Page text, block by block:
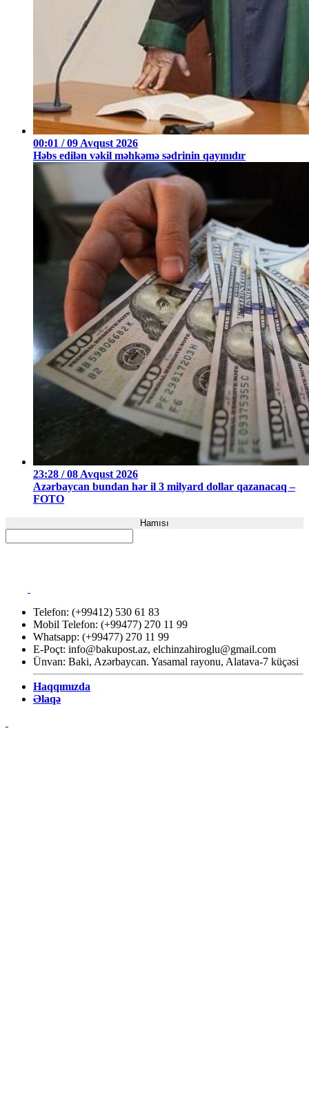
00:01 / 09 Avqust 2026
Həbs edilən vəkil məhkəmə sədrinin qayınıdır
23:28 / 08 Avqust 2026
Azərbaycan bundan hər il 3 milyard dollar qazanacaq –
FOTO
Hamısı
Telefon: (+99412) 530 61 83
Mobil Telefon: (+99477) 270 11 99
Whatsapp: (+99477) 270 11 99
E-Poçt: info@bakupost.az, elchinzahiroglu@gmail.com
Ünvan: Baki, Azərbaycan. Yasamal rayonu, Alatava-7 küçəsi
Haqqımızda
Əlaqə